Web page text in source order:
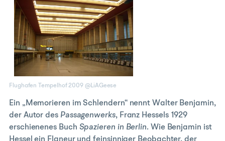
Flughafen Tempelhof 2009 @LiAGeese
Ein „Memorieren im Schlendern“ nennt Walter Benjamin,
der Autor des Passagenwerks, Franz Hessels 1929
erschienenes Buch Spazieren in Berlin. Wie Benjamin ist
Hessel ein Flaneur und feinsinniger Beobachter, der